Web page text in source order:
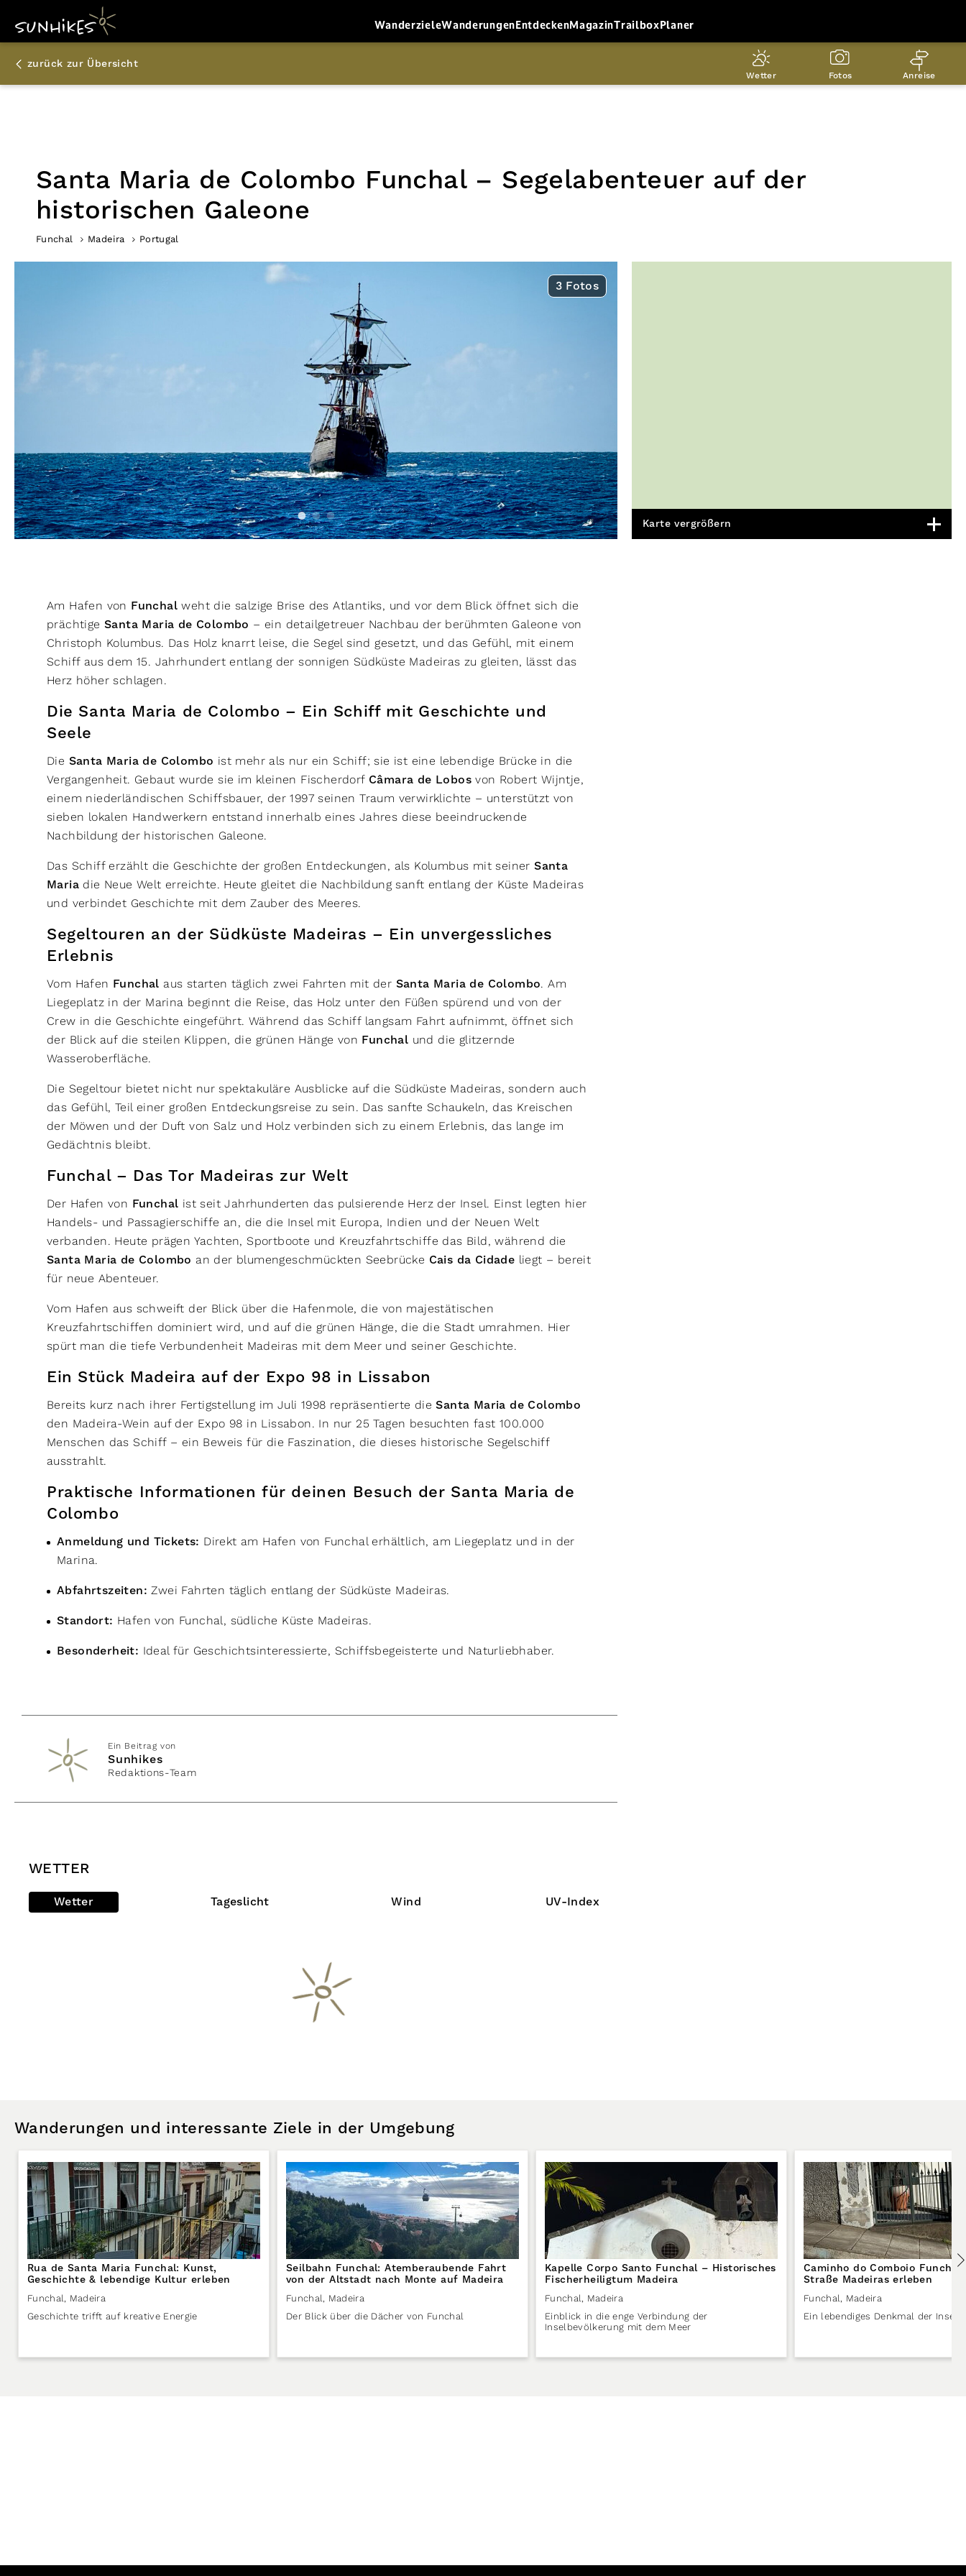
WanderzieleWanderungenEntdeckenMagazinTrailboxPlaner
zurück zur Übersicht
Wetter Fotos Anreise
Santa Maria de Colombo Funchal – Segelabenteuer auf der
historischen Galeone
Funchal Madeira Portugal
3 Fotos
Am Hafen von Funchal weht die salzige Brise des Atlantiks, und vor dem Blick öffnet sich die
prächtige Santa Maria de Colombo – ein detailgetreuer Nachbau der berühmten Galeone von
Christoph Kolumbus. Das Holz knarrt leise, die Segel sind gesetzt, und das Gefühl, mit einem
Schiff aus dem 15. Jahrhundert entlang der sonnigen Südküste Madeiras zu gleiten, lässt das
Herz höher schlagen.
Die Santa Maria de Colombo – Ein Schiff mit Geschichte und
Seele
Die Santa Maria de Colombo ist mehr als nur ein Schiff; sie ist eine lebendige Brücke in die
Vergangenheit. Gebaut wurde sie im kleinen Fischerdorf Câmara de Lobos von Robert Wijntje,
einem niederländischen Schiffsbauer, der 1997 seinen Traum verwirklichte – unterstützt von
sieben lokalen Handwerkern entstand innerhalb eines Jahres diese beeindruckende
Nachbildung der historischen Galeone.
Das Schiff erzählt die Geschichte der großen Entdeckungen, als Kolumbus mit seiner Santa
Maria die Neue Welt erreichte. Heute gleitet die Nachbildung sanft entlang der Küste Madeiras
und verbindet Geschichte mit dem Zauber des Meeres.
Segeltouren an der Südküste Madeiras – Ein unvergessliches
Erlebnis
Vom Hafen Funchal aus starten täglich zwei Fahrten mit der Santa Maria de Colombo. Am
Liegeplatz in der Marina beginnt die Reise, das Holz unter den Füßen spürend und von der
Crew in die Geschichte eingeführt. Während das Schiff langsam Fahrt aufnimmt, öffnet sich
der Blick auf die steilen Klippen, die grünen Hänge von Funchal und die glitzernde
Wasseroberfläche.
Die Segeltour bietet nicht nur spektakuläre Ausblicke auf die Südküste Madeiras, sondern auch
das Gefühl, Teil einer großen Entdeckungsreise zu sein. Das sanfte Schaukeln, das Kreischen
der Möwen und der Duft von Salz und Holz verbinden sich zu einem Erlebnis, das lange im
Gedächtnis bleibt.
Funchal – Das Tor Madeiras zur Welt
Der Hafen von Funchal ist seit Jahrhunderten das pulsierende Herz der Insel. Einst legten hier
Handels- und Passagierschiffe an, die die Insel mit Europa, Indien und der Neuen Welt
verbanden. Heute prägen Yachten, Sportboote und Kreuzfahrtschiffe das Bild, während die
Santa Maria de Colombo an der blumengeschmückten Seebrücke Cais da Cidade liegt – bereit
für neue Abenteuer.
Vom Hafen aus schweift der Blick über die Hafenmole, die von majestätischen
Kreuzfahrtschiffen dominiert wird, und auf die grünen Hänge, die die Stadt umrahmen. Hier
spürt man die tiefe Verbundenheit Madeiras mit dem Meer und seiner Geschichte.
Ein Stück Madeira auf der Expo 98 in Lissabon
Bereits kurz nach ihrer Fertigstellung im Juli 1998 repräsentierte die Santa Maria de Colombo
den Madeira-Wein auf der Expo 98 in Lissabon. In nur 25 Tagen besuchten fast 100.000
Menschen das Schiff – ein Beweis für die Faszination, die dieses historische Segelschiff
ausstrahlt.
Praktische Informationen für deinen Besuch der Santa Maria de
Colombo
Anmeldung und Tickets: Direkt am Hafen von Funchal erhältlich, am Liegeplatz und in der
Marina.
Abfahrtszeiten: Zwei Fahrten täglich entlang der Südküste Madeiras.
Standort: Hafen von Funchal, südliche Küste Madeiras.
Besonderheit: Ideal für Geschichtsinteressierte, Schiffsbegeisterte und Naturliebhaber.
Ein Beitrag von
Sunhikes
Redaktions-Team
WETTER
Wetter Tageslicht Wind UV-Index
Karte vergrößern
Wanderungen und interessante Ziele in der Umgebung
Rua de Santa Maria Funchal: Kunst,
Geschichte & lebendige Kultur erleben
Funchal, Madeira
Geschichte trifft auf kreative Energie
Seilbahn Funchal: Atemberaubende Fahrt
von der Altstadt nach Monte auf Madeira
Funchal, Madeira
Der Blick über die Dächer von Funchal
Kapelle Corpo Santo Funchal – Historisches
Fischerheiligtum Madeira
Funchal, Madeira
Einblick in die enge Verbindung der
Inselbevölkerung mit dem Meer
Caminho do Comboio
Straße Madeiras erleben
Funchal, Madeira
Ein lebendiges Denkmal der